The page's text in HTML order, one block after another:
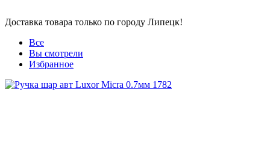
Доставка товара только по городу Липецк!
Все
Вы смотрели
Избранное